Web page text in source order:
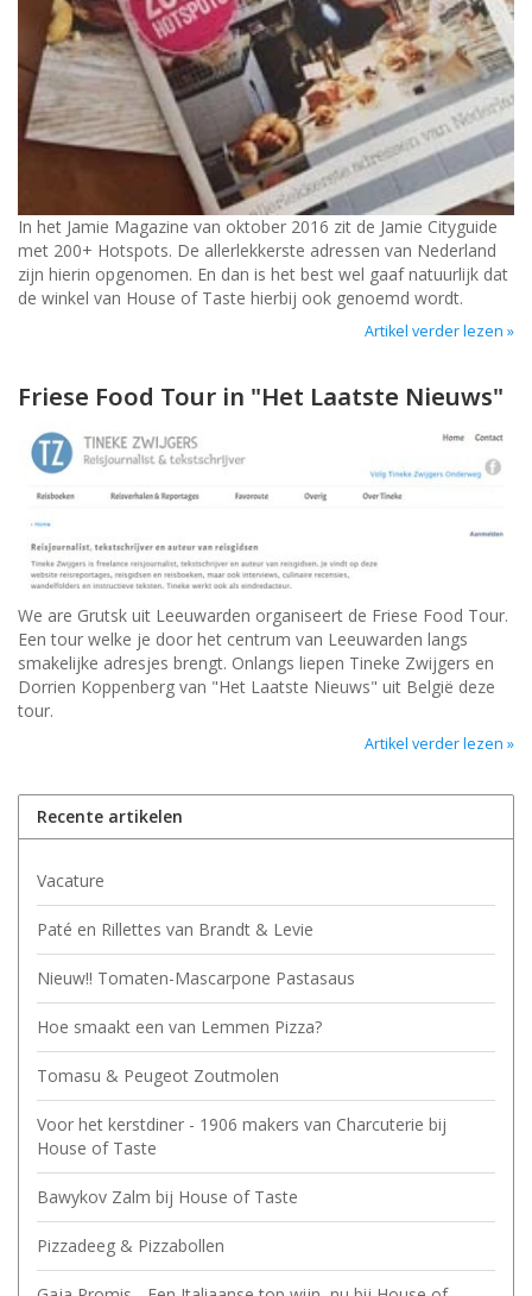
In het Jamie Magazine van oktober 2016 zit de Jamie Cityguide
met 200+ Hotspots. De allerlekkerste adressen van Nederland
zijn hierin opgenomen. En dan is het best wel gaaf natuurlijk dat
de winkel van House of Taste hierbij ook genoemd wordt.
Artikel verder lezen »
Friese Food Tour in "Het Laatste Nieuws"
We are Grutsk uit Leeuwarden organiseert de Friese Food Tour.
Een tour welke je door het centrum van Leeuwarden langs
smakelijke adresjes brengt. Onlangs liepen Tineke Zwijgers en
Dorrien Koppenberg van "Het Laatste Nieuws" uit België deze
tour.
Artikel verder lezen »
Recente artikelen
Vacature
Paté en Rillettes van Brandt & Levie
Nieuw!! Tomaten-Mascarpone Pastasaus
Hoe smaakt een van Lemmen Pizza?
Tomasu & Peugeot Zoutmolen
Voor het kerstdiner - 1906 makers van Charcuterie bij
House of Taste
Bawykov Zalm bij House of Taste
Pizzadeeg & Pizzabollen